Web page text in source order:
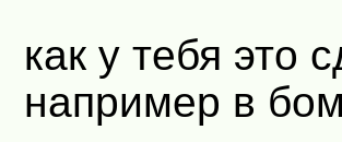
как у тебя это
например в